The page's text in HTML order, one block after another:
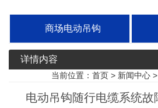
商场电动吊钩
详情内容
当前位置： 首页 > 新闻中心 >
电动吊钩随行电缆系统故